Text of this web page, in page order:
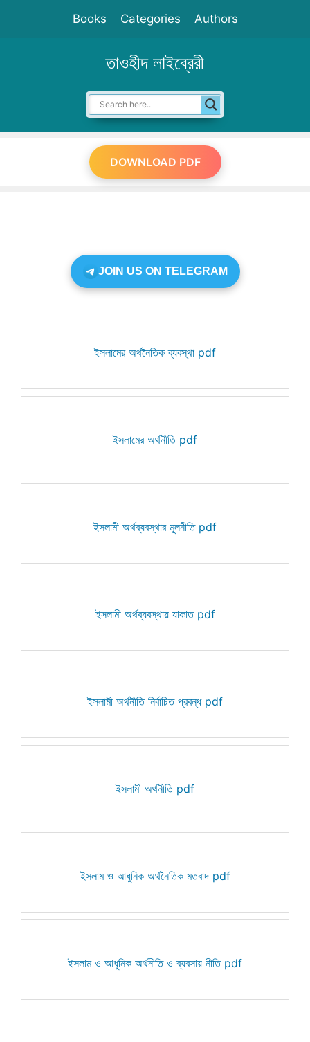
Books Categories Authors
তাওহীদ লাইব্রেরী
DOWNLOAD PDF
JOIN US ON TELEGRAM
ইসলামের অর্থনৈতিক ব্যবস্থা pdf
ইসলামের অর্থনীতি pdf
ইসলামী অর্থব্যবস্থার মূলনীতি pdf
ইসলামী অর্থব্যবস্থায় যাকাত pdf
ইসলামী অর্থনীতি নির্বাচিত প্রবন্ধ pdf
ইসলামী অর্থনীতি pdf
ইসলাম ও আধুনিক অর্থনৈতিক মতবাদ pdf
ইসলাম ও আধুনিক অর্থনীতি ও ব্যবসায় নীতি pdf